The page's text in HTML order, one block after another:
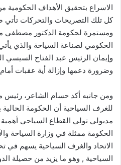
الاسراع بتحقيق الأهداف الحكومية
كل تلك التصريحات والتحركات
ومستمرة لحكومة الدكتور مصطفي
الحكومي لصناعة السياحة والذي يأتي
وإيمان الرئيس عبد الفتاح السيسي
وضرورة دعمها وإزالة أية عقبات أمام
ومن جانبه أكد حسام الشاعر، رئيس
للغرف السياحية أن الحكومة
مدبولي تولي القطاع السياحي
الحكومة ممثلة في وزارة السياحة
الاتحاد والغرف السياحية يسهم في
السياحية , وهو ما يزيد من حصيلة